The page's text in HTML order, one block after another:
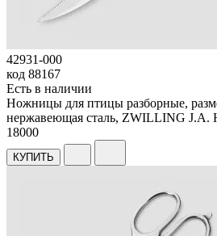
42931-000
код 88167
Есть в наличии
Ножницы для птицы разборные,
нержавеющая сталь, ZWILLING J.A.
18000
КУПИТЬ